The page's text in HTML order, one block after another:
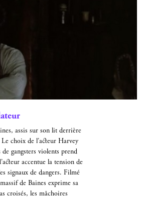
assis sur son lit derrière
choix de l’acteur Harvey
gangsters violents prend
accentue la tension de
signaux de dangers. Filmé
de Baines exprime sa
croisés, les mâchoires